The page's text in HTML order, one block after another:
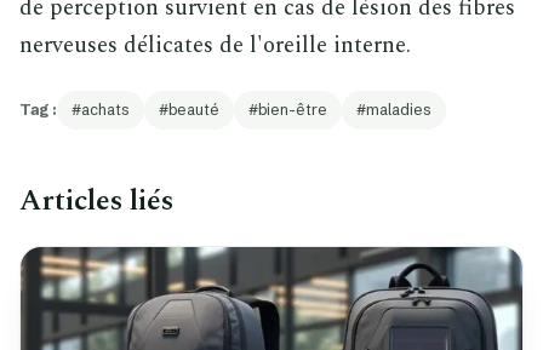
de perception survient en cas de lésion des fibres
nerveuses délicates de l'oreille interne.
Tag : achats beauté bien-être maladies
Articles liés